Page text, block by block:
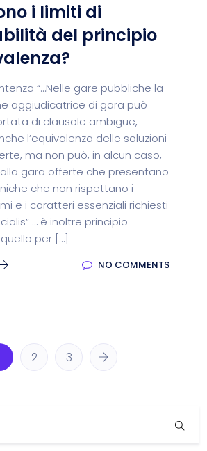
i limiti di
del principio
“…Nelle gare pubbliche la
aggiudicatrice di gara può
di clausole ambigue,
l’equivalenza delle soluzioni
ma non può, in alcun caso,
gara offerte che presentano
che non rispettano i
e i caratteri essenziali richiesti
… è inoltre principio
per […]
NO COMMENTS
2 3